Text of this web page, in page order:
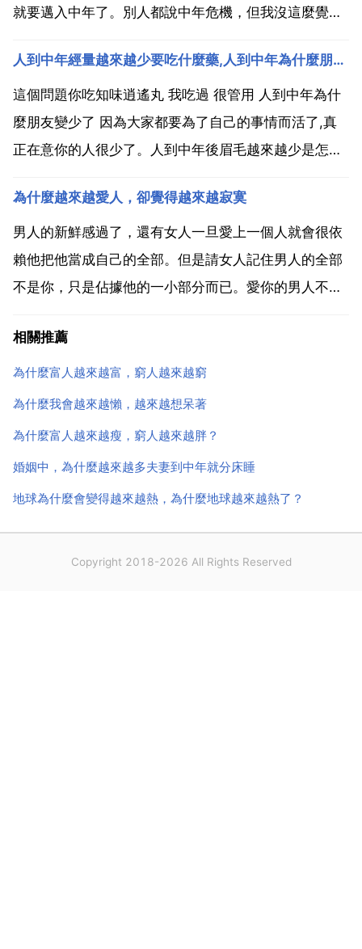
就要邁入中年了。別人都說中年危機，但我沒這麼覺
候沒想過未來，總是按照父母的安排來走。踏入社會迷
茫了幾年，很自然的結婚生子，孩子就成了生命當中過
不去的坎。每天...
人到中年經量越來越少要吃什麼藥,人到中年為什麼朋友變少了
這個問題你吃知味逍遙丸 我吃過 很管用 人到中年為什
麼朋友變少了 因為大家都要為了自己的事情而活了,真
正在意你的人很少了。人到中年後眉毛越來越少是怎麼
過度 節食造成營養供給不足 荷爾蒙分泌失調,服用避孕
藥等,或者是更年期時候 女性經期營養流失 經常實...
為什麼越來越愛人，卻覺得越來越寂寞
男人的新鮮感過了，還有女人一旦愛上一個人就會很依
賴他把他當成自己的全部。但是請女人記住男人的全部
不是你，只是佔據他的一小部分而已。愛你的男人不會
你。一往而深情不知所起，一往而深。單方面的愛，就
會越來越寂寞 因為你得不到你付出的同等的愛 愛一個
人其實不是...
相關推薦
為什麼富人越來越富，窮人越來越窮
為什麼我會越來越懶，越來越想呆著
為什麼富人越來越瘦，窮人越來越胖？
婚姻中，為什麼越來越多夫妻到中年就分床睡
地球為什麼會變得越來越熱，為什麼地球越來越熱了？
Copyright 2018-2026 All Rights Reserved